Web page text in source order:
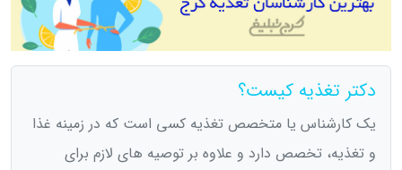
دکتر تغذیه کیست؟
یک کارشناس یا متخصص تغذیه کسی است که در زمینه غذا
و تغذیه، تخصص دارد و علاوه بر توصیه های لازم برای